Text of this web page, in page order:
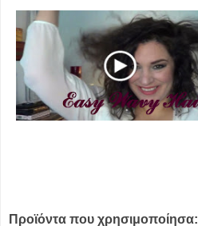
Προϊόντα που χρησιμοποίησα: